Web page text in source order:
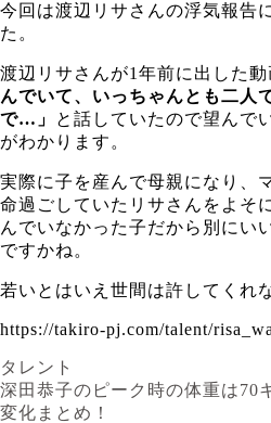
今回は渡辺リサさんの浮気報告
た。
渡辺リサさんが1年前に出した動
んでいて、いっちゃんとも二人
で…」
と話していたので望んで
がわかります。
実際に子を産んで母親になり、
命過ごしていたリサさんをよそ
んでいなかった子だから別にい
ですかね。
若いとはいえ世間は許してくれ
https://takiro-pj.com/talent/
タレント
深田恭子のピーク時の体重は70
変化まとめ！